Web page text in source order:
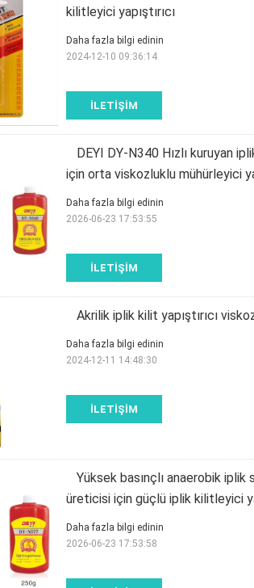
kilitleyici yapıştırıcı
İLETIŞIM
Daha fazla bilgi edinin
2024-12-10 09:36:14
DEYI DY-N340 Hızlı kuruyan
için orta viskozluklu mühürleyici
İLETIŞIM
Daha fazla bilgi edinin
2026-06-23 17:53:55
Akrilik iplik kilit yapıştırıcı
İLETIŞIM
Daha fazla bilgi edinin
2024-12-11 14:48:30
Yüksek basınçlı anaerobik iplik
üreticisi için güçlü iplik kilitleyici
Daha fazla bilgi edinin
2026-06-23 17:53:58